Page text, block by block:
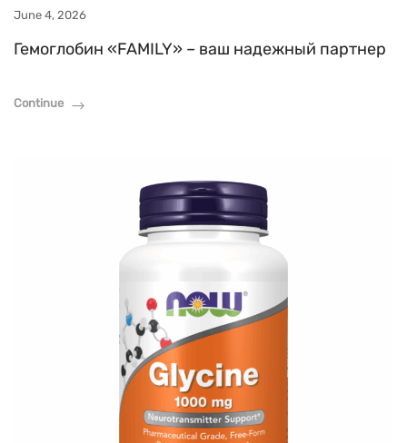
June 4, 2026
Гемоглобин «FAMILY» – ваш надежный партнер
Continue